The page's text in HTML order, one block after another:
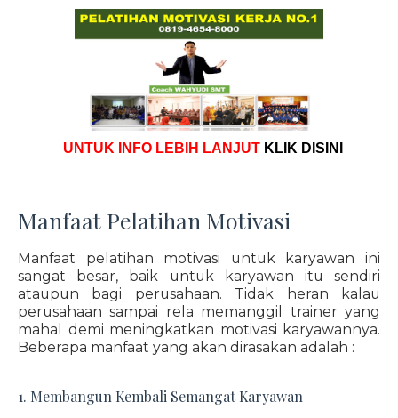
UNTUK INFO LEBIH LANJUT KLIK DISINI
Manfaat Pelatihan Motivasi
Manfaat pelatihan motivasi untuk karyawan ini
sangat besar, baik untuk karyawan itu sendiri
ataupun bagi perusahaan. Tidak heran kalau
perusahaan sampai rela memanggil trainer yang
mahal demi meningkatkan motivasi karyawannya.
Beberapa manfaat yang akan dirasakan adalah :
1. Membangun Kembali Semangat Karyawan